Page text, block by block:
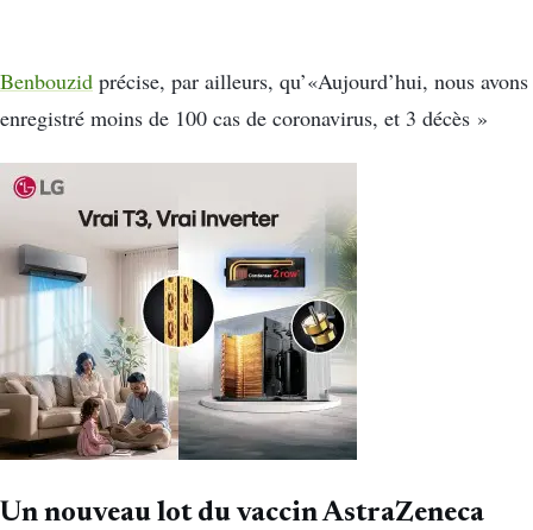
Benbouzid précise, par ailleurs, qu’«Aujourd’hui, nous avons
enregistré moins de 100 cas de coronavirus, et 3 décès »
Un nouveau lot du vaccin AstraZeneca